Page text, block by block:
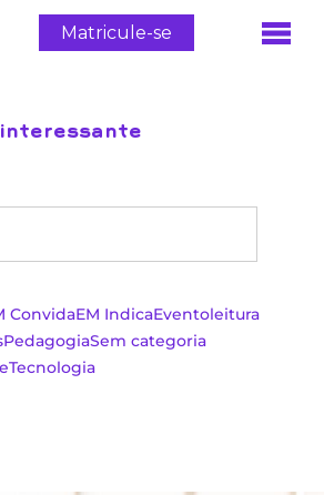
Matricule-se
ConvidaEM IndicaEventoleitura
PedagogiaSem categoria
Tecnologia